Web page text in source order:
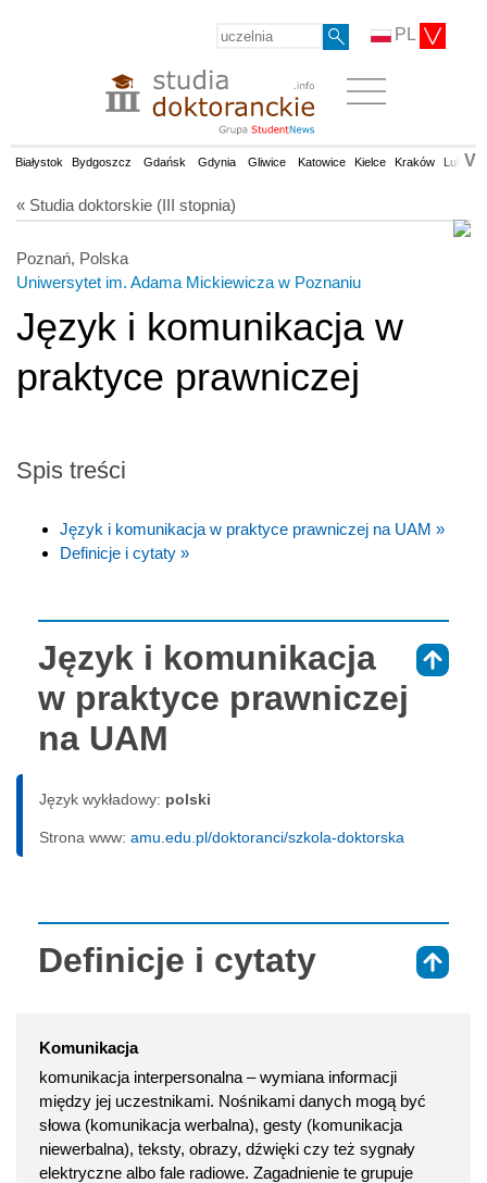
PL
Białystok Bydgoszcz Gdańsk Gdynia Gliwice Katowice Kielce Kraków Lublin
V
« Studia doktorskie (III stopnia)
Poznań, Polska
Uniwersytet im. Adama Mickiewicza w Poznaniu
Język i komunikacja w
praktyce prawniczej
Spis treści
Język i komunikacja w praktyce prawniczej na UAM »
Definicje i cytaty »
Język i komunikacja
w praktyce prawniczej
na UAM
Język wykładowy: polski
Strona www: amu.edu.pl/doktoranci/szkola-doktorska
Definicje i cytaty
Komunikacja
komunikacja interpersonalna – wymiana informacji
między jej uczestnikami. Nośnikami danych mogą być
słowa (komunikacja werbalna), gesty (komunikacja
niewerbalna), teksty, obrazy, dźwięki czy też sygnały
elektryczne albo fale radiowe. Zagadnienie te grupuje